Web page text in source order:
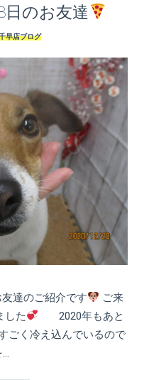
日のお友達
早店ブログ
達のご紹介です
ご来
した
2020年もあと
ごく冷え込んでいるので
…